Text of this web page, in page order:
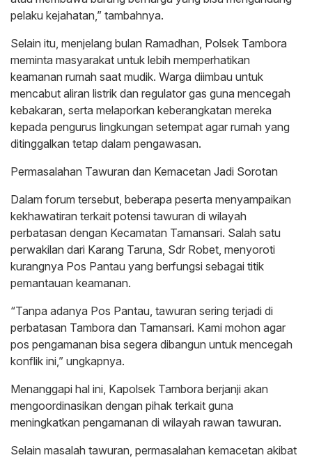
pelaku kejahatan,” tambahnya.
Selain itu, menjelang bulan Ramadhan, Polsek Tambora
meminta masyarakat untuk lebih memperhatikan
keamanan rumah saat mudik. Warga diimbau untuk
mencabut aliran listrik dan regulator gas guna mencegah
kebakaran, serta melaporkan keberangkatan mereka
kepada pengurus lingkungan setempat agar rumah yang
ditinggalkan tetap dalam pengawasan.
Permasalahan Tawuran dan Kemacetan Jadi Sorotan
Dalam forum tersebut, beberapa peserta menyampaikan
kekhawatiran terkait potensi tawuran di wilayah
perbatasan dengan Kecamatan Tamansari. Salah satu
perwakilan dari Karang Taruna, Sdr Robet, menyoroti
kurangnya Pos Pantau yang berfungsi sebagai titik
pemantauan keamanan.
“Tanpa adanya Pos Pantau, tawuran sering terjadi di
perbatasan Tambora dan Tamansari. Kami mohon agar
pos pengamanan bisa segera dibangun untuk mencegah
konflik ini,” ungkapnya.
Menanggapi hal ini, Kapolsek Tambora berjanji akan
mengoordinasikan dengan pihak terkait guna
meningkatkan pengamanan di wilayah rawan tawuran.
Selain masalah tawuran, permasalahan kemacetan akibat